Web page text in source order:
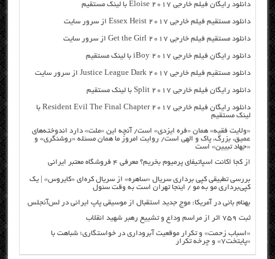
دانلود رایگان فیلم خارجی Eloise 2017 با لینک مستقیم
دانلود مستقیم فیلم خارجی Essex Heist 2017 از سرور سایت
دانلود مستقیم فیلم خارجی Get the Girl 2017 از سرور سایت
دانلود رایگان فیلم خارجی iBoy 2017 با لینک مستقیم
دانلود مستقیم فیلم خارجی Justice League Dark 2017 از سرور سایت
دانلود رایگان فیلم خارجی Split 2017 با لینک مستقیم
دانلود رایگان فیلم خارجی Resident Evil The Final Chapter 2017 با
لینک مستقیم
«ولایت فقیه» همان «فره ایزدی» است/ آنچه این «ملت» دارد اندوخته‌های
عمیق، بزرگ، پاک و الهی است/ روایت امروز ما همان مسئله «روشنگری» و
«جهاد تبیین» است
از کجا اکانت اسپاتیفای پرمیوم بخریم؟ معرفی ۴ فروشگاه معتبر ایرانی
بررسی تطبیقی کپی برداری سریال «ساهره» از سریال کره‌ای «کایروس» | یک
کپی‌برداری مو به مو / اینجا تهران است به وقت سئول
بهنام بانی در آمریکا: موج جدید استقبال از موسیقی پاپ ایرانی در لس‌آنجلس
ثبت ۷۵۹ اثر از مراسم وداع و تشییع رهبر شهید انقلاب
«اسباب زحمت» و تکرار موقعیت آبروداری در خواستگاری؛ شباهت با
«پایتخت۷» و چرخه تکرار